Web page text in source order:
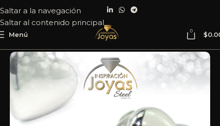
Saltar a la navegación
Saltar al contenido principal
Menú 0 $